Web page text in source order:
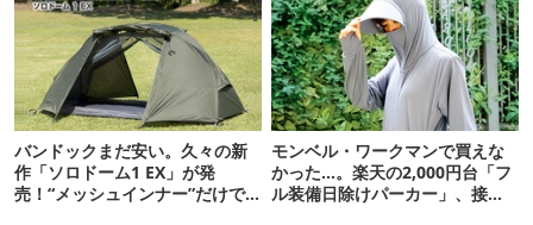
バンドックまだ安い。久々の新
作「ソロドーム1 EX」が発
売！“メッシュインナー”だけで
モンベル・ワークマンで買えな
かった…。楽天の2,000円台「フ
ル装備日除けパーカー」、接触